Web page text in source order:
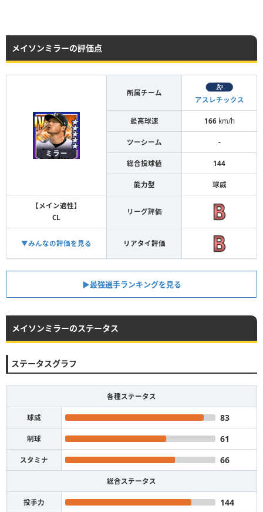
メイソンミラーの評価点
所属チーム
アスレチックス
最高球速 166km/h
ツーシーム -
総合投球値 144
能力型 球威
【メイン適性】
CL
リーグ評価
▼みんなの評価を見る リアタイ評価
▶︎最強選手ランキングを見る
メイソンミラーのステータス
ステータスグラフ
各種ステータス
球威 83
制球 61
スタミナ 66
総合ステータス
投手力 144